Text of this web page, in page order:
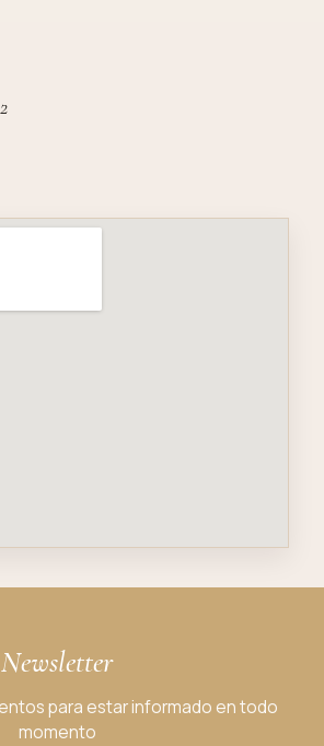
Newsletter
para estar informado en todo
momento